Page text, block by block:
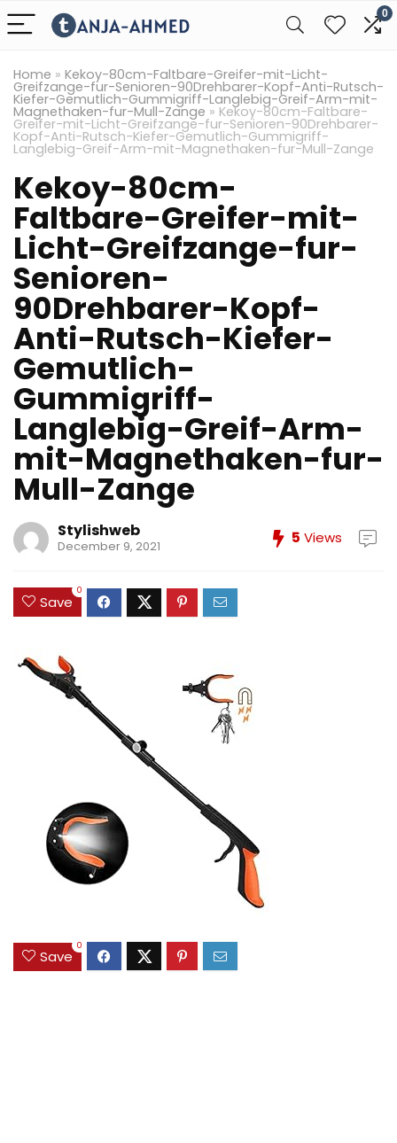
0
Home » Kekoy-80cm-Faltbare-Greifer-mit-Licht-
Greifzange-fur-Senioren-90Drehbarer-Kopf-Anti-Rutsch-
Kiefer-Gemutlich-Gummigriff-Langlebig-Greif-Arm-mit-
Magnethaken-fur-Mull-Zange » Kekoy-80cm-Faltbare-
Greifer-mit-Licht-Greifzange-fur-Senioren-90Drehbarer-
Kopf-Anti-Rutsch-Kiefer-Gemutlich-Gummigriff-
Langlebig-Greif-Arm-mit-Magnethaken-fur-Mull-Zange
Kekoy-80cm-
Faltbare-Greifer-mit-
Licht-Greifzange-fur-
Senioren-
90Drehbarer-Kopf-
Anti-Rutsch-Kiefer-
Gemutlich-
Gummigriff-
Langlebig-Greif-Arm-
mit-Magnethaken-fur-
Mull-Zange
Stylishweb
December 9, 2021 5 Views
Save
0
Save
0